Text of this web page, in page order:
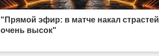
"Прямой эфир: в матче накал страстей
очень высок"